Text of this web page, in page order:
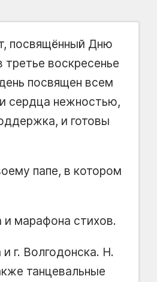
посвящённый Дню
воскресенье
посвящен всем
сердца нежностью,
и готовы
папе, в котором
и марафона стихов.
г. Волгодонска. Н.
танцевальные